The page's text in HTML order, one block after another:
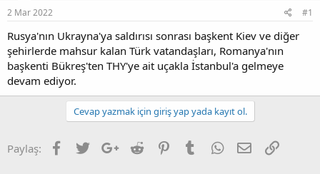
b
a
ş
a
t
a
n
ç
t
a
r
h
i
2 Mar 2022 #1
Rusya'nın Ukrayna'ya saldırısı sonrası başkent Kiev ve diğer
şehirlerde mahsur kalan Türk vatandaşları, Romanya'nın
başkenti Bükreş'ten THY'ye ait uçakla İstanbul'a gelmeye
devam ediyor.
Cevap yazmak için giriş yap yada kayıt ol.
Paylaş: Facebook
TwitterGoogle+
Reddit PinterestTumblrWhatsApp
E-postaLink